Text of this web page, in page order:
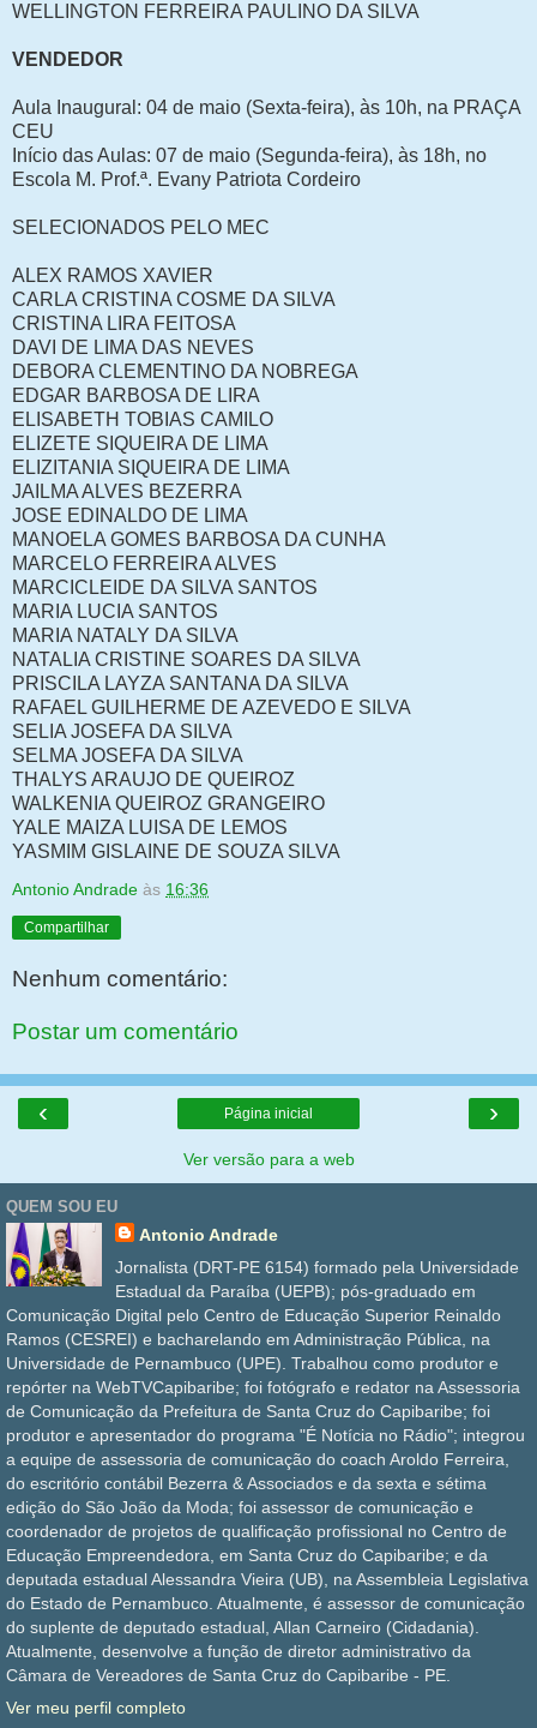
WELLINGTON FERREIRA PAULINO DA SILVA
VENDEDOR
Aula Inaugural: 04 de maio (Sexta-feira), às 10h, na PRAÇA
CEU
Início das Aulas: 07 de maio (Segunda-feira), às 18h, no
Escola M. Prof.ª. Evany Patriota Cordeiro
SELECIONADOS PELO MEC
ALEX RAMOS XAVIER
CARLA CRISTINA COSME DA SILVA
CRISTINA LIRA FEITOSA
DAVI DE LIMA DAS NEVES
DEBORA CLEMENTINO DA NOBREGA
EDGAR BARBOSA DE LIRA
ELISABETH TOBIAS CAMILO
ELIZETE SIQUEIRA DE LIMA
ELIZITANIA SIQUEIRA DE LIMA
JAILMA ALVES BEZERRA
JOSE EDINALDO DE LIMA
MANOELA GOMES BARBOSA DA CUNHA
MARCELO FERREIRA ALVES
MARCICLEIDE DA SILVA SANTOS
MARIA LUCIA SANTOS
MARIA NATALY DA SILVA
NATALIA CRISTINE SOARES DA SILVA
PRISCILA LAYZA SANTANA DA SILVA
RAFAEL GUILHERME DE AZEVEDO E SILVA
SELIA JOSEFA DA SILVA
SELMA JOSEFA DA SILVA
THALYS ARAUJO DE QUEIROZ
WALKENIA QUEIROZ GRANGEIRO
YALE MAIZA LUISA DE LEMOS
YASMIM GISLAINE DE SOUZA SILVA
Antonio Andrade às 16:36
Compartilhar
Nenhum comentário:
Postar um comentário
‹ ›
Página inicial
Ver versão para a web
QUEM SOU EU
Antonio Andrade
Jornalista (DRT-PE 6154) formado pela Universidade
Estadual da Paraíba (UEPB); pós-graduado em
Comunicação Digital pelo Centro de Educação Superior Reinaldo
Ramos (CESREI) e bacharelando em Administração Pública, na
Universidade de Pernambuco (UPE). Trabalhou como produtor e
repórter na WebTVCapibaribe; foi fotógrafo e redator na Assessoria
de Comunicação da Prefeitura de Santa Cruz do Capibaribe; foi
produtor e apresentador do programa "É Notícia no Rádio"; integrou
a equipe de assessoria de comunicação do coach Aroldo Ferreira,
do escritório contábil Bezerra & Associados e da sexta e sétima
edição do São João da Moda; foi assessor de comunicação e
coordenador de projetos de qualificação profissional no Centro de
Educação Empreendedora, em Santa Cruz do Capibaribe; e da
deputada estadual Alessandra Vieira (UB), na Assembleia Legislativa
do Estado de Pernambuco. Atualmente, é assessor de comunicação
do suplente de deputado estadual, Allan Carneiro (Cidadania).
Atualmente, desenvolve a função de diretor administrativo da
Câmara de Vereadores de Santa Cruz do Capibaribe - PE.
Ver meu perfil completo